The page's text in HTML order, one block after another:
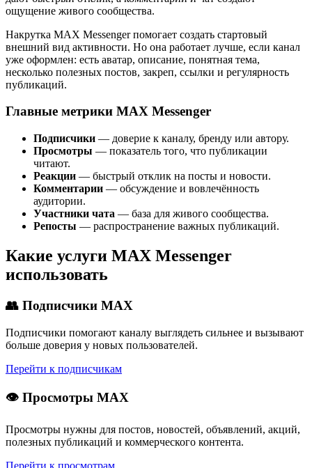
ощущение живого сообщества.
Накрутка MAX Messenger помогает создать стартовый
внешний вид активности. Но она работает лучше, если канал
уже оформлен: есть аватар, описание, понятная тема,
несколько полезных постов, закреп, ссылки и регулярность
публикаций.
Главные метрики MAX Messenger
Подписчики — доверие к каналу, бренду или автору.
Просмотры — показатель того, что публикации
читают.
Реакции — быстрый отклик на посты и новости.
Комментарии — обсуждение и вовлечённость
аудитории.
Участники чата — база для живого сообщества.
Репосты — распространение важных публикаций.
Какие услуги MAX Messenger
использовать
👥 Подписчики MAX
Подписчики помогают каналу выглядеть сильнее и вызывают
больше доверия у новых пользователей.
Перейти к подписчикам
👁 Просмотры MAX
Просмотры нужны для постов, новостей, объявлений, акций,
полезных публикаций и коммерческого контента.